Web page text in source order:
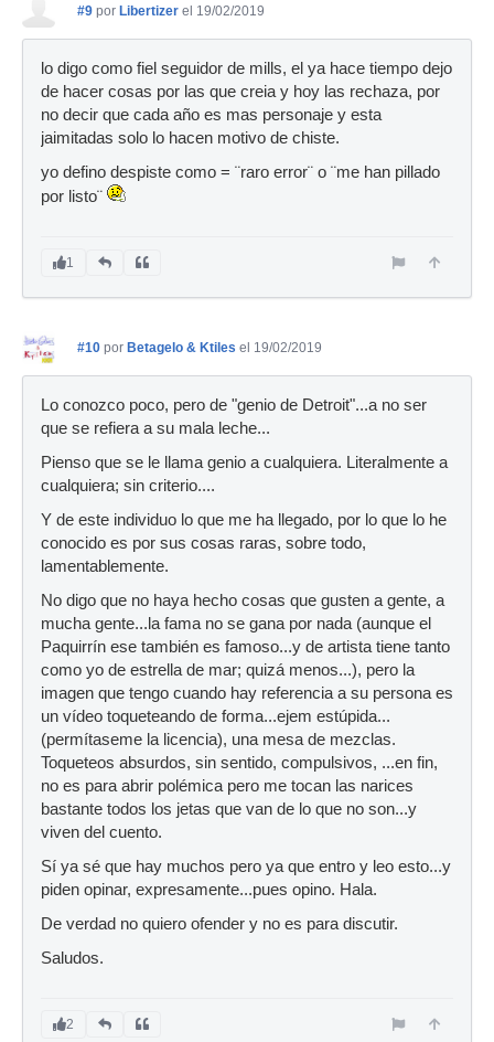
#9 por Libertizer el 19/02/2019
lo digo como fiel seguidor de mills, el ya hace tiempo dejo
de hacer cosas por las que creia y hoy las rechaza, por
no decir que cada año es mas personaje y esta
jaimitadas solo lo hacen motivo de chiste.
yo defino despiste como = ¨raro error¨ o ¨me han pillado
por listo¨
1
#10 por Betagelo & Ktiles el 19/02/2019
Lo conozco poco, pero de "genio de Detroit"...a no ser
que se refiera a su mala leche...
Pienso que se le llama genio a cualquiera. Literalmente a
cualquiera; sin criterio....
Y de este individuo lo que me ha llegado, por lo que lo he
conocido es por sus cosas raras, sobre todo,
lamentablemente.
No digo que no haya hecho cosas que gusten a gente, a
mucha gente...la fama no se gana por nada (aunque el
Paquirrín ese también es famoso...y de artista tiene tanto
como yo de estrella de mar; quizá menos...), pero la
imagen que tengo cuando hay referencia a su persona es
un vídeo toqueteando de forma...ejem estúpida...
(permítaseme la licencia), una mesa de mezclas.
Toqueteos absurdos, sin sentido, compulsivos, ...en fin,
no es para abrir polémica pero me tocan las narices
bastante todos los jetas que van de lo que no son...y
viven del cuento.
Sí ya sé que hay muchos pero ya que entro y leo esto...y
piden opinar, expresamente...pues opino. Hala.
De verdad no quiero ofender y no es para discutir.
Saludos.
2